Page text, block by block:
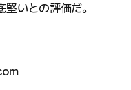
いとの評価だ。